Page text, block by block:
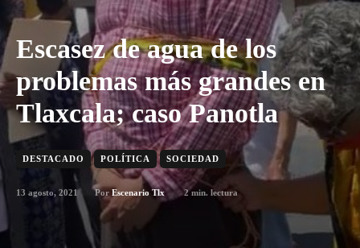
Escasez de agua de los
problemas más grandes en
Tlaxcala; caso Panotla
DESTACADO POLÍTICA SOCIEDAD
13 agosto, 2021 Por Escenario Tlx 2min. lectura